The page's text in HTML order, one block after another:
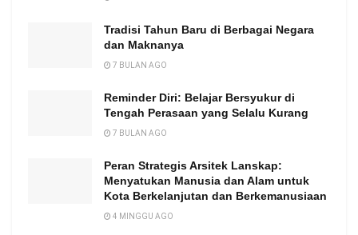
Tradisi Tahun Baru di Berbagai Negara
dan Maknanya
7 BULAN AGO
Reminder Diri: Belajar Bersyukur di
Tengah Perasaan yang Selalu Kurang
7 BULAN AGO
Peran Strategis Arsitek Lanskap:
Menyatukan Manusia dan Alam untuk
Kota Berkelanjutan dan Berkemanusiaan
4 MINGGU AGO